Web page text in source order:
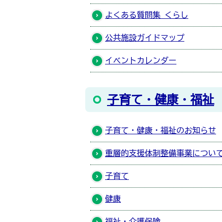
よくある質問集 くらし
公共施設ガイドマップ
イベントカレンダー
子育て・健康・福祉
子育て・健康・福祉のお知らせ
重層的支援体制整備事業につい
子育て
健康